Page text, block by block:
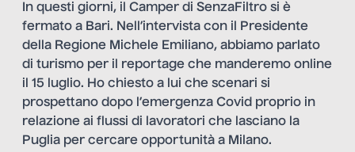
In questi giorni, il Camper di SenzaFiltro si è
fermato a Bari. Nell’intervista con il Presidente
della Regione Michele Emiliano, abbiamo parlato
di turismo per il reportage che manderemo online
il 15 luglio. Ho chiesto a lui che scenari si
prospettano dopo l’emergenza Covid proprio in
relazione ai flussi di lavoratori che lasciano la
Puglia per cercare opportunità a Milano.